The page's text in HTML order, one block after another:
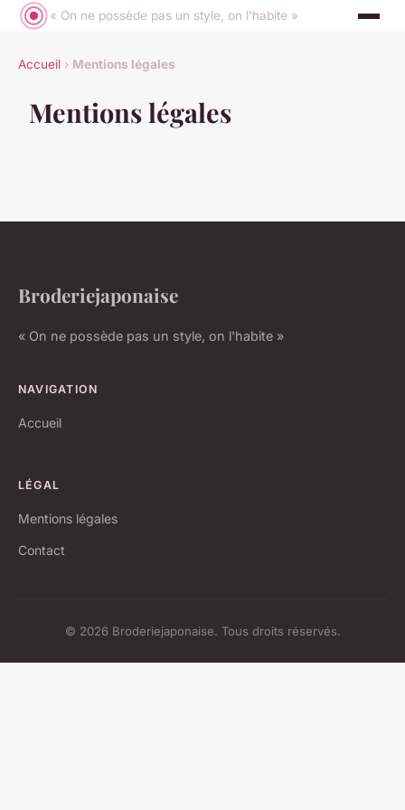
« On ne possède pas un style, on l'habite »
Accueil › Mentions légales
Mentions légales
Broderiejaponaise
« On ne possède pas un style, on l'habite »
NAVIGATION
Accueil
LÉGAL
Mentions légales
Contact
© 2026 Broderiejaponaise. Tous droits réservés.